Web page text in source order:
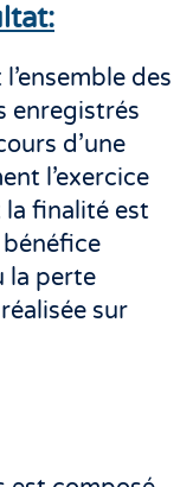
des
enregistrés
d’une
l’exercice
finalité est
la perte
sur